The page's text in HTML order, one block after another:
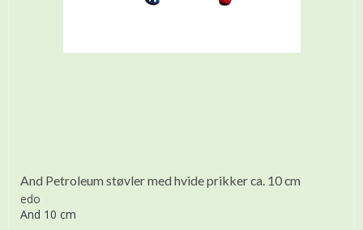
And Petroleum støvler med hvide prikker ca. 10 cm
edo
And 10 cm